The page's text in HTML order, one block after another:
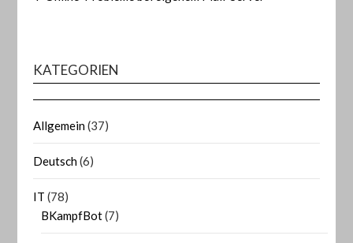
KATEGORIEN
Allgemein(37)
Deutsch(6)
IT (78)
BKampfBot(7)